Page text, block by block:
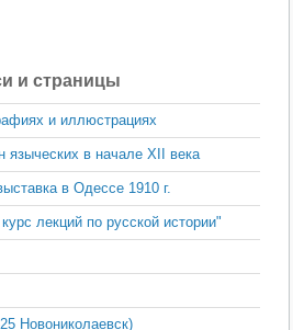
и страницы
и иллюстрациях
в начале XII века
в Одессе 1910 г.
лекций по русской истории"
Новониколаевск)